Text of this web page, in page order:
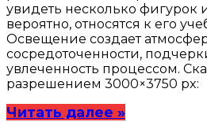
увидеть несколько фигурок
вероятно, относятся к его
Освещение создает
сосредоточенности,
увлеченность процессом.
разрешением 3000×3750 px:
Читать далее »